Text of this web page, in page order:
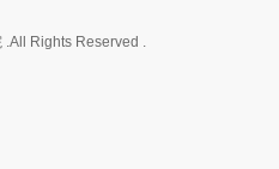
Rights Reserved .